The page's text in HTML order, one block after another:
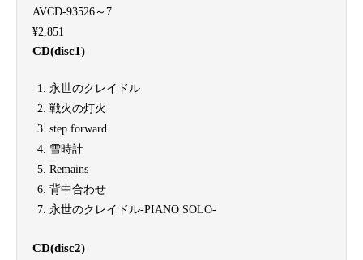
AVCD-93526～7
¥2,851
CD(disc1)
永世のクレイドル
戦火の灯火
step forward
雪時計
Remains
背中合わせ
永世のクレイドル-PIANO SOLO-
CD(disc2)